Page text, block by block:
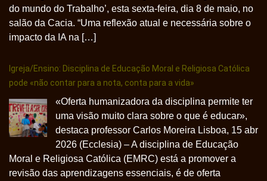
do mundo do Trabalho’, esta sexta-feira, dia 8 de maio, no
salão da Cacia. “Uma reflexão atual e necessária sobre o
impacto da IA na […]
Igreja/Ensino: Disciplina de Educação Moral e Religiosa Católica
pode «não contar para a nota, conta para a vida»
«Oferta humanizadora da disciplina permite ter
uma visão muito clara sobre o que é educar»,
destaca professor Carlos Moreira Lisboa, 15 abr
2026 (Ecclesia) – A disciplina de Educação
Moral e Religiosa Católica (EMRC) está a promover a
revisão das aprendizagens essenciais, é de oferta